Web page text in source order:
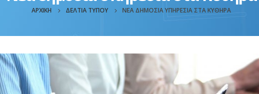
ΑΡΧΙΚΉ ΔΕΛΤΊΑ ΤΎΠΟΥ ΝΈΑ ΔΗΜΌΣΙΑ ΥΠΗΡΕΣΊΑ ΣΤΑ ΚΎΘΗΡΑ